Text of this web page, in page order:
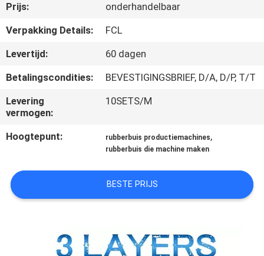
CONTACTEER
ONS
NIEUWS
GEVALLEN
SITEMAP
PRIVACY
POLICY
Prijs:
onderhandelbaar
Verpakking Details:
FCL
Levertijd:
60 dagen
Betalingscondities:
BEVESTIGINGSBRIEF, D/A, D/P, T/T
Levering
vermogen:
10SETS/M
Hoogtepunt: rubberbuis productiemachines,
rubberbuis die machine maken
BESTE PRIJS